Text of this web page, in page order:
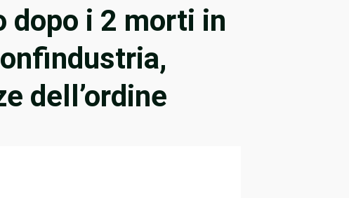
dopo i 2 morti in
dell’ordine